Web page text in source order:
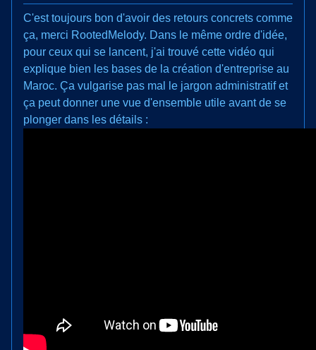
C'est toujours bon d'avoir des retours concrets comme
ça, merci RootedMelody. Dans le même ordre d'idée,
pour ceux qui se lancent, j'ai trouvé cette vidéo qui
explique bien les bases de la création d'entreprise au
Maroc. Ça vulgarise pas mal le jargon administratif et
ça peut donner une vue d'ensemble utile avant de se
plonger dans les détails :